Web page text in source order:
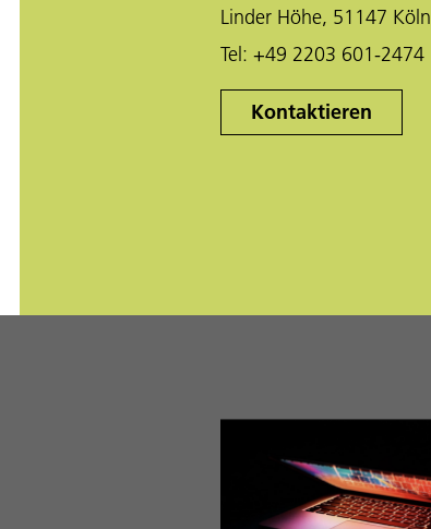
Linder Höhe, 51147 Köln
Tel: +49 2203 601-2474
Kontaktieren